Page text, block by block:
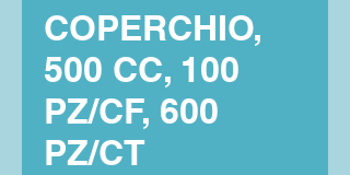
COPERCHIO,
500 CC, 100
PZ/CF, 600
PZ/CT